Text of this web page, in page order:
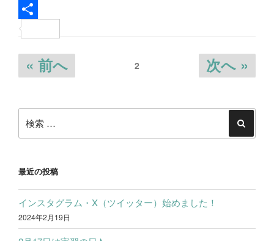
c
e
k
w
i
r
L
i
投
稿
ビ
ゲ
シ
ョ
ン
« 前へ 2 次へ »
索:
索
最近の投稿
インスタグラム・X（ツイッター）始めました！
2024年2月19日